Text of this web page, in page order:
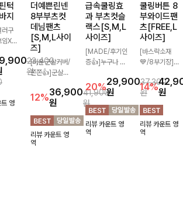
턱
지
러구
임X]
편
멋스
는
🤎
디
데
23,400
원
영
더예쁜린넨
8부부츠컷
데님팬츠
[S,M,L사이
즈]
[미운군살커버/
쫀쫀👍]군살을
부츠컷 핏에 발
목이 드러나는
8부 기장으로
다리를 슬림하고
길어보이게 만들
어주며 생지 소
12%36,900
원
41,900
원
리뷰 카운트 영
역
급속쿨링효
과 부츠컷슬
랙스[S,M,L
사이즈]
[MADE/후기인
증👍]누구나 갖
스:)베이직하지
만 부츠컷으로
이쁜 핏 연출은
물론,쫀쫀한 스
판끼로 하루종일
편안하게!
20%29,900
원
37,300
원
리뷰 카운트 영
역
쿨링버튼 8
부와이드팬
츠[FREE,L
사이즈]
[바스락소재
💙/8부기장]사
일이 은은한 포
인트가 되어주는
와이드 팬츠입니
다. 여유롭게 떨
어지는 실루엣과
가볍게 바스락거
14%원
리뷰 카운트 영
역